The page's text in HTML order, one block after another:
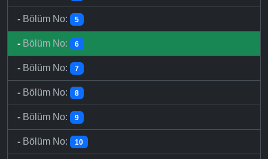
- Bölüm No: 5
- Bölüm No: 6
- Bölüm No: 7
- Bölüm No: 8
- Bölüm No: 9
- Bölüm No: 10